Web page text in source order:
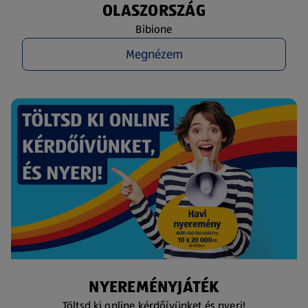
OLASZORSZÁG
Bibione
Megnézem
NYEREMÉNYJÁTÉK